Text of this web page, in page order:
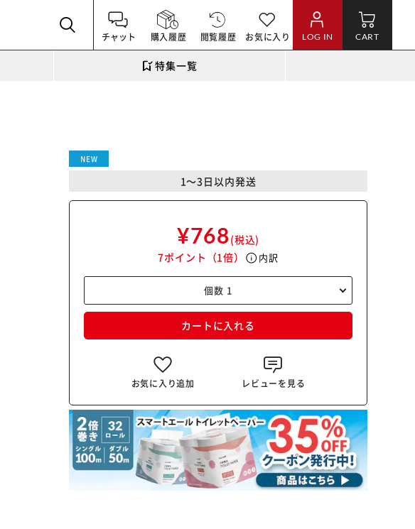
チャット 購入履歴 閲覧履歴 お気に入り LOG IN CART
特集一覧
NEW
1～3日以内発送
¥768(税込)
7ポイント （1倍） info内訳
カートに入れる
お気に入り追加 レビューを見る